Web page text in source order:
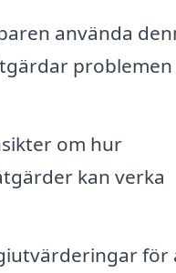
använda
problemen
om hur
kan verka
för